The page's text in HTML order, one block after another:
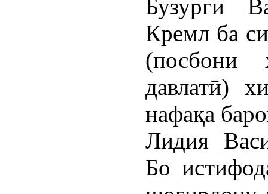
Бузурги
Кремл ба
(посбони
давлатӣ)
нафақа
Лидия
Бо